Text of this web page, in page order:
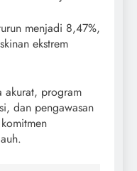
menjadi 8,47%,
ekstrem
akurat, program
dan pengawasan